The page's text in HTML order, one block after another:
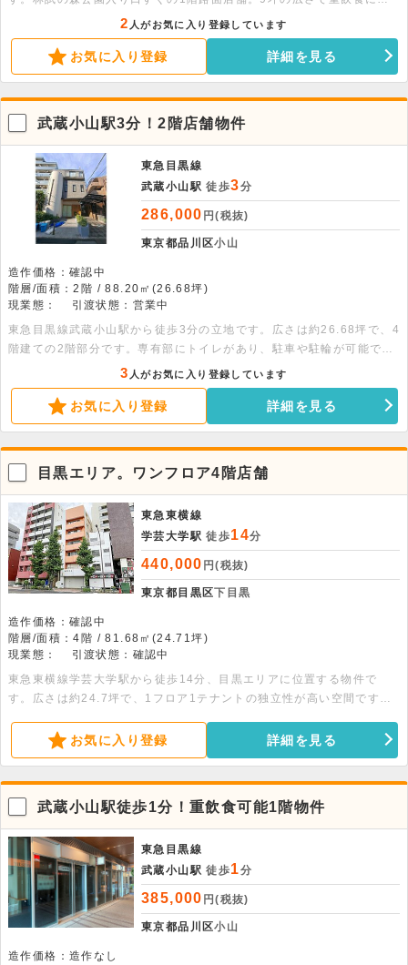
応できる新築物件です。詳細につきましてはお問い合わせください。
2 人がお気に入り登録しています
お気に入り登録 詳細を見る
武蔵小山駅3分！2階店舗物件
東急目黒線
武蔵小山駅 徒歩3分
286,000 円(税抜)
東京都品川区小山
造作価格：確認中
階層/面積：2階 / 88.20㎡(26.68坪)
現業態：
引渡状態：営業中
東急目黒線武蔵小山駅から徒歩3分の立地です。広さは約26.68坪で、4
階建ての2階部分です。専有部にトイレがあり、駐車や駐輪が可能で
す。室内設備はすべて残置物での引渡しです。周辺には物販店などがあ
ります。物件の詳細についてもご説明いたしますので、ご相談くださ
3 人がお気に入り登録しています
お気に入り登録 詳細を見る
目黒エリア。ワンフロア4階店舗
東急東横線
学芸大学駅 徒歩14分
440,000 円(税抜)
東京都目黒区下目黒
造作価格：確認中
階層/面積：4階 / 81.68㎡(24.71坪)
現業態：
引渡状態：確認中
東急東横線学芸大学駅から徒歩14分、目黒エリアに位置する物件で
す。広さは約24.7坪で、1フロア1テナントの独立性が高い空間です。
が可能です。ご内見のご希望など、お気軽にご連絡ください。
お気に入り登録 詳細を見る
武蔵小山駅徒歩1分！重飲食可能1階物件
東急目黒線
武蔵小山駅 徒歩1分
385,000 円(税抜)
東京都品川区小山
造作価格：造作なし